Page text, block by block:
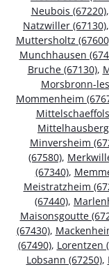
Neubois (67220),
Natzwiller (67130),
Muttersholtz
Munchhausen
Bruche (67130),
Morsbronn-
Mommenheim
Minversheim
(67580),
(67340),
Meistratzheim
(67440),
Maisonsgoutte
(67430),
(67490), Lorentzen
Lobsann (67250),